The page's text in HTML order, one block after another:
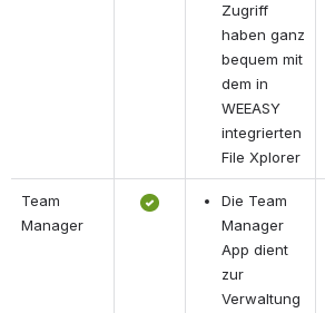
Zugriff
haben ganz
bequem mit
dem in
WEEASY
integrierten
File Xplorer
Team
Manager
Die Team
Manager
App dient
zur
Verwaltung